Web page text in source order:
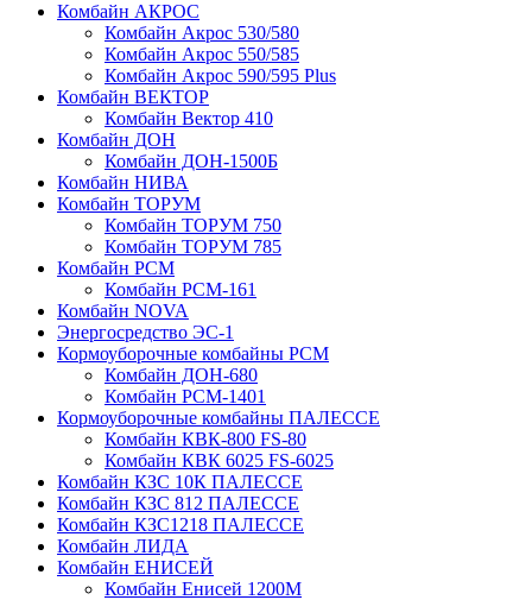
Комбайн АКРОС
Комбайн Акрос 530/580
Комбайн Акрос 550/585
Комбайн Акрос 590/595 Plus
Комбайн ВЕКТОР
Комбайн Вектор 410
Комбайн ДОН
Комбайн ДОН-1500Б
Комбайн НИВА
Комбайн ТОРУМ
Комбайн ТОРУМ 750
Комбайн ТОРУМ 785
Комбайн РСМ
Комбайн РСМ-161
Комбайн NOVA
Энергосредство ЭС-1
Кормоуборочные комбайны РСМ
Комбайн ДОН-680
Комбайн РСМ-1401
Кормоуборочные комбайны ПАЛЕССЕ
Комбайн КВК-800 FS-80
Комбайн КВК 6025 FS-6025
Комбайн КЗС 10К ПАЛЕССЕ
Комбайн КЗС 812 ПАЛЕССЕ
Комбайн КЗС1218 ПАЛЕССЕ
Комбайн ЛИДА
Комбайн ЕНИСЕЙ
Комбайн Енисей 1200М